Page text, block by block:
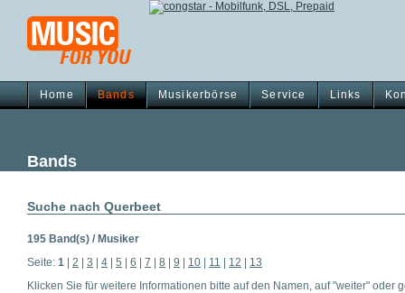
Home Bands Musikerbörse Service Links
Bands
Suche nach Querbeet
195 Band(s) / Musiker
Seite: 1 2 3 4 5 6 7 8 9 10 11 12
13
Klicken Sie für weitere Informationen bitte auf den Namen, auf "weiter" oder